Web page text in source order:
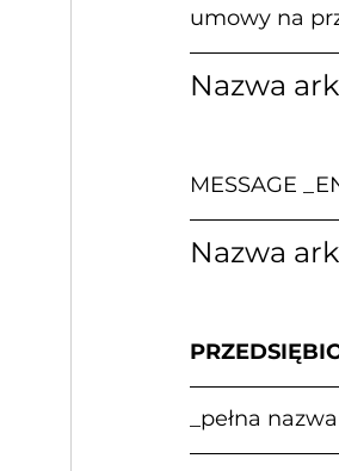
umowy na
Nazwa
MESSAGE
Nazwa
_pełna